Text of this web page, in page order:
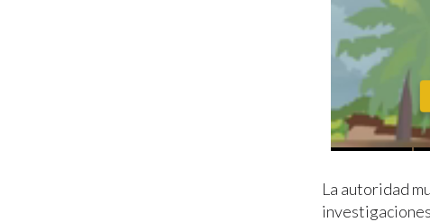
La autoridad